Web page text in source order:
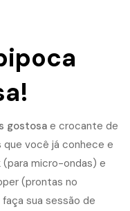
gostosa e crocante de
que você já conhece e
(para micro-ondas) e
(prontas no
faça sua sessão de